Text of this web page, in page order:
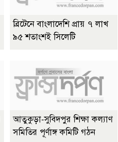
ব্রিটেনে বাংলাদেশি প্রায় ৭ লাখ
৯৫ শতাংশই সিলেটি
আতুকুড়া-সুবিদপুর শিক্ষা কল্যাণ
সমিতির পূর্ণাঙ্গ কমিটি গঠন